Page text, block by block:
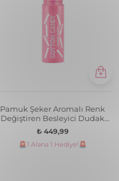
Pamuk Şeker Aromalı Renk
Değiştiren Besleyici Dudak
Balmı
₺ 449,99
🚨1 Alana 1 Hediye!🚨